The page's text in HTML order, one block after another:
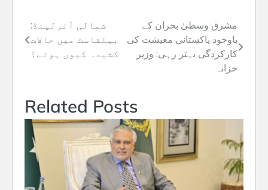
Post
navigation
شمالی آئرلینڈ:
بیلفاسٹ میں حالات
کشیدہ کیوں ہوئے؟
مشرق وسطیٰ بحران کے
باوجود پاکستانی معیشت کی
کارکردگی بہتر رہی: وزیر
خزانہ
Related Posts